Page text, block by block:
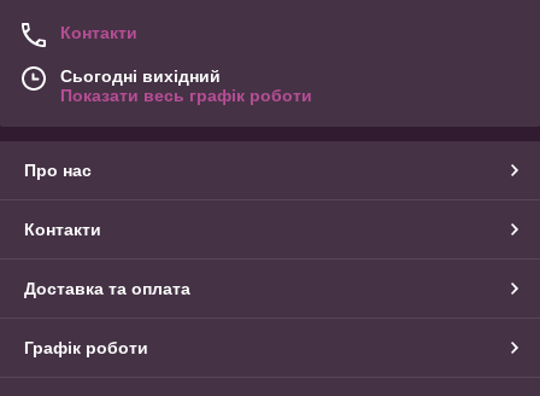
Контакти
Сьогодні вихідний
Показати весь графік роботи
Про нас
Контакти
Доставка та оплата
Графік роботи